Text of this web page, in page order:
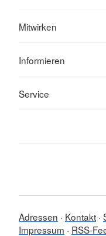
Mitwirken
Informieren
Service
Adressen Kontakt
Impressum
RSS-